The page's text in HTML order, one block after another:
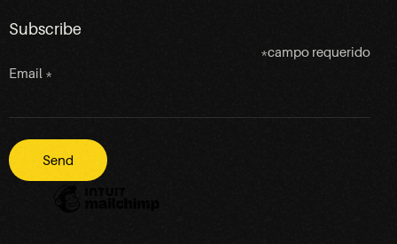
Subscribe
*campo requerido
Email *